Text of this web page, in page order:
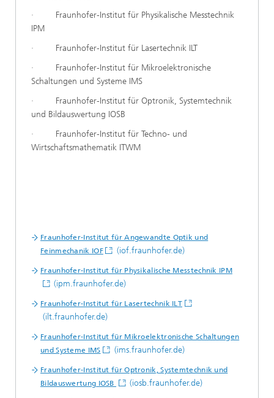
· Fraunhofer-Institut für Physikalische Messtechnik
IPM
· Fraunhofer-Institut für Lasertechnik ILT
· Fraunhofer-Institut für Mikroelektronische
Schaltungen und Systeme IMS
· Fraunhofer-Institut für Optronik, Systemtechnik
und Bildauswertung IOSB
· Fraunhofer-Institut für Techno- und
Wirtschaftsmathematik ITWM
Fraunhofer-Institut für Angewandte Optik und
Feinmechanik IOF
(iof.fraunhofer.de)
Fraunhofer-Institut für Physikalische Messtechnik IPM
(ipm.fraunhofer.de)
Fraunhofer-Institut für Lasertechnik ILT
(ilt.fraunhofer.de)
Fraunhofer-Institut für Mikroelektronische Schaltungen
und Systeme IMS
(ims.fraunhofer.de)
Fraunhofer-Institut für Optronik, Systemtechnik und
Bildauswertung IOSB
(iosb.fraunhofer.de)